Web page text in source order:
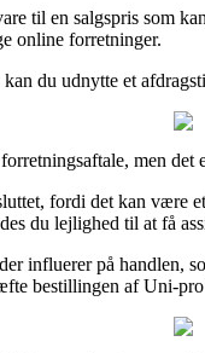
til en salgspris
online forretninger.
du udnytte et
men
fordi det kan være
du lejlighed til at få
influerer på
bestillingen af Uni-